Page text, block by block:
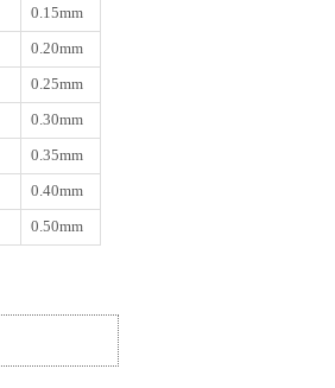
0.15mm
0.20mm
0.25mm
0.30mm
0.35mm
0.40mm
0.50mm